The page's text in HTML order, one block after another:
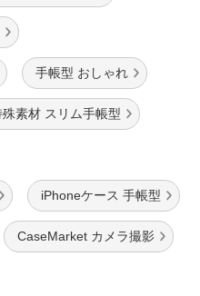
手帳型 おしゃれ
殊素材 スリム手帳型
iPhoneケース 手帳型
CaseMarket カメラ撮影